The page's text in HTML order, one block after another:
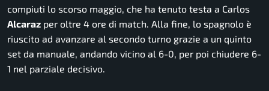
compiuti lo scorso maggio, che ha tenuto testa a Carlos
Alcaraz per oltre 4 ore di match. Alla fine, lo spagnolo è
riuscito ad avanzare al secondo turno grazie a un quinto
set da manuale, andando vicino al 6-0, per poi chiudere 6-
1 nel parziale decisivo.